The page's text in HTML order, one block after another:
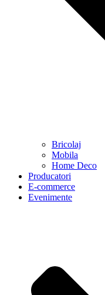
Bricolaj
Mobila
Home Deco
Producatori
E-commerce
Evenimente